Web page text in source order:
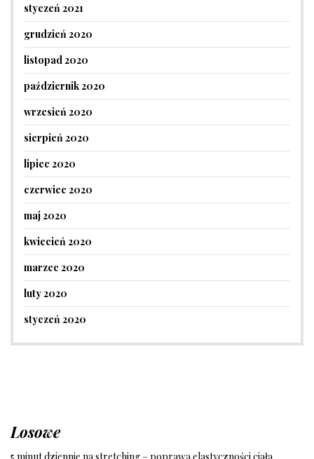
styczeń 2021
grudzień 2020
listopad 2020
październik 2020
wrzesień 2020
sierpień 2020
lipiec 2020
czerwiec 2020
maj 2020
kwiecień 2020
marzec 2020
luty 2020
styczeń 2020
Losowe